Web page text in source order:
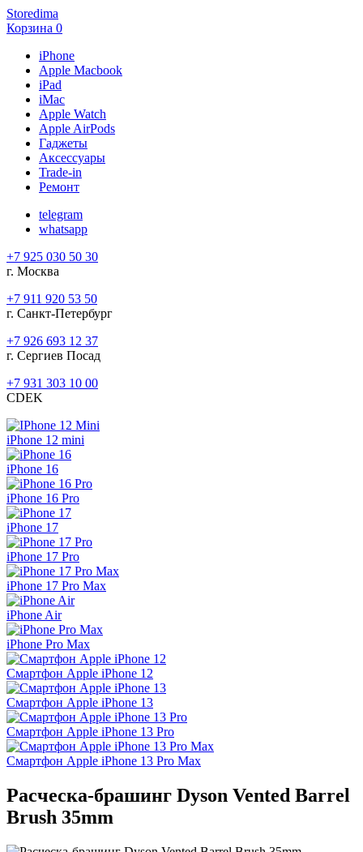
Storedima
Корзина 0
iPhone
Apple Macbook
iPad
iMac
Apple Watch
Apple AirPods
Гаджеты
Аксессуары
Trade-in
Ремонт
telegram
whatsapp
+7 925 030 50 30
г. Москва
+7 911 920 53 50
г. Санкт-Петербург
+7 926 693 12 37
г. Сергиев Посад
+7 931 303 10 00
CDEK
iPhone 12 mini
iPhone 16
iPhone 16 Pro
iPhone 17
iPhone 17 Pro
iPhone 17 Pro Max
iPhone Air
iPhone Pro Max
Смартфон Apple iPhone 12
Смартфон Apple iPhone 13
Смартфон Apple iPhone 13 Pro
Смартфон Apple iPhone 13 Pro Max
Расческа-брашинг Dyson Vented Barrel
Brush 35mm